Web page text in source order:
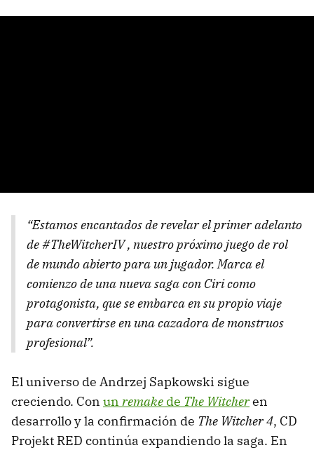
“Estamos encantados de revelar el primer adelanto
de #TheWitcherIV , nuestro próximo juego de rol
de mundo abierto para un jugador. Marca el
comienzo de una nueva saga con Ciri como
protagonista, que se embarca en su propio viaje
para convertirse en una cazadora de monstruos
profesional”.
El universo de Andrzej Sapkowski sigue
creciendo. Con un remake de The Witcheren
desarrollo y la confirmación de The Witcher 4, CD
Projekt RED continúa expandiendo la saga. En